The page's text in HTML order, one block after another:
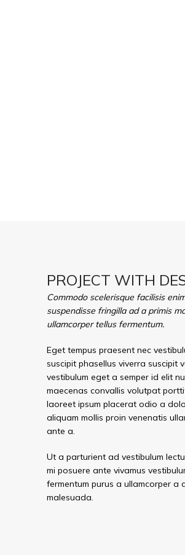
PROJECT WITH
Commodo scelerisque facilisis
suspendisse fringilla ad a primis
ullamcorper tellus fermentum.
Eget tempus praesent nec
suscipit phasellus viverra suscipit
vestibulum eget a semper id elit
maecenas convallis volutpat
laoreet ipsum placerat odio a
aliquam mollis proin venenatis
ante a.
Ut a parturient ad vestibulum
mi posuere ante vivamus
fermentum purus a ullamcorper a
malesuada.